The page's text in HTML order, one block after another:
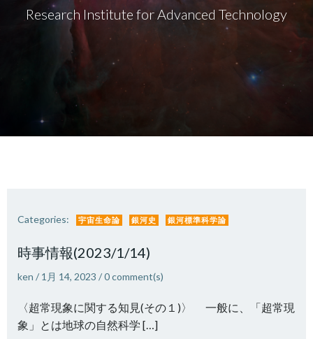
Research Institute for Advanced Technology
Categories: 宇宙生命論 銀河史 銀河標準科学論
時事情報(2023/1/14)
ken / 1月 14, 2023 /0comment(s)
〈超常現象に関する知見(その１)〉 一般に、「超常現
象」とは地球の自然科学 […]